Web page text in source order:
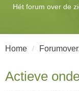
Hét forum over de
Home
Actieve